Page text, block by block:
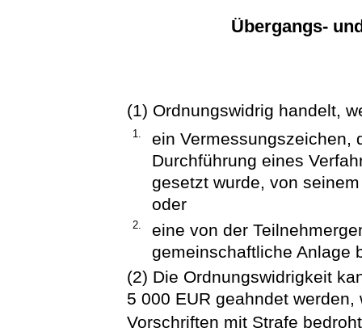
Übergangs-
(1) Ordnungswidrig handelt,
1.
ein Vermessungszeichen,
Durchführung eines
gesetzt wurde, von
oder
2.
eine von der
gemeinschaftliche Anlage
(2) Die Ordnungswidrigkeit
5 000 EUR geahndet
Vorschriften mit Strafe